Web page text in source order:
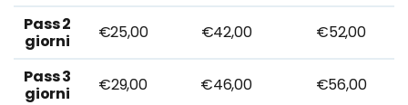
Pass 2
giorni
€25,00 €42,00 €52,00
Pass 3
giorni
€29,00 €46,00 €56,00